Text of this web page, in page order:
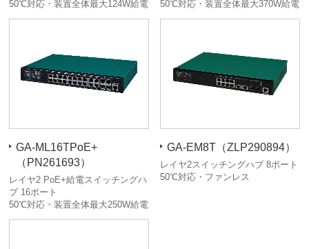
50℃対応・装置全体最大124W給電 50℃対応・装置全体最大370W給電
GA-ML16TPoE+
（PN261693）
レイヤ2 PoE+給電スイッチングハ
ブ 16ポート
50℃対応・装置全体最大250W給電
GA-EM8T（ZLP290894）
レイヤ2スイッチングハブ 8ポート
50℃対応・ファンレス